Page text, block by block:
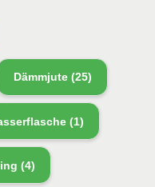
Dämmjute(25)
(1)
(4)